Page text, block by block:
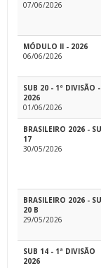
07/06/2026
MÓDULO II - 2026
06/06/2026
SUB 20 - 1ª DIVISÃO -
2026
01/06/2026
BRASILEIRO 2026 -
17
30/05/2026
BRASILEIRO 2026 -
20 B
29/05/2026
SUB 14 - 1ª DIVISÃO
2026